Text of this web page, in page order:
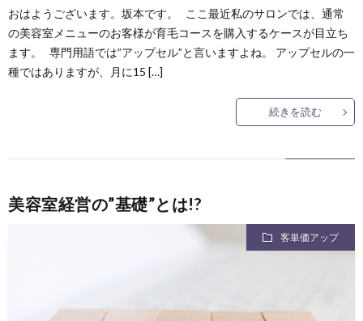
おはようございます。坂本です。 ここ最近私のサロンでは、通常
の美容室メニューのお客様が育毛コースを購入するケースが目立ち
ます。 専門用語では”アップセル”と言いますよね。 アップセルの一
種ではありますが、月に15 […]
続きを読む
美容室経営の”基礎”とは!?
客単価アップ